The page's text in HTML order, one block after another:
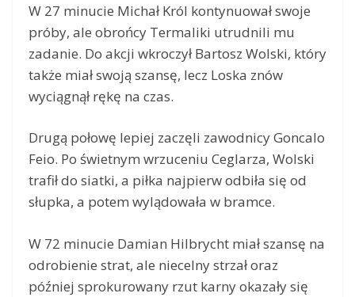
W 27 minucie Michał Król kontynuował swoje
próby, ale obrońcy Termaliki utrudnili mu
zadanie. Do akcji wkroczył Bartosz Wolski, który
także miał swoją szansę, lecz Loska znów
wyciągnął rękę na czas.
Drugą połowę lepiej zaczęli zawodnicy Goncalo
Feio. Po świetnym wrzuceniu Ceglarza, Wolski
trafił do siatki, a piłka najpierw odbiła się od
słupka, a potem wylądowała w bramce.
W 72 minucie Damian Hilbrycht miał szansę na
odrobienie strat, ale niecelny strzał oraz
później sprokurowany rzut karny okazały się